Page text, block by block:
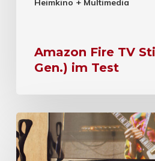
Heimkino + Multimedia
Amazon Fire TV
Gen.) im Test